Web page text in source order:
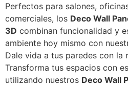
Perfectos para salones,
comerciales, los Deco Wall
3D combinan funcionalidad y
ambiente hoy mismo con
Dale vida a tus paredes con la
Transforma tus espacios con
utilizando nuestros Deco Wall